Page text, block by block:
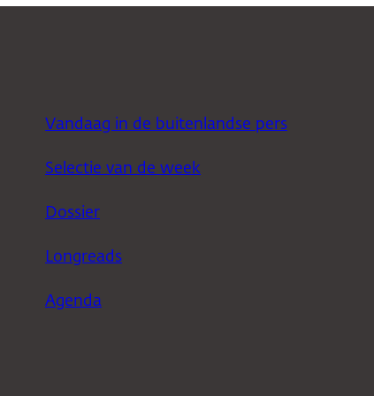
Vandaag in de buitenlandse pers
Selectie van de week
Dossier
Longreads
Agenda